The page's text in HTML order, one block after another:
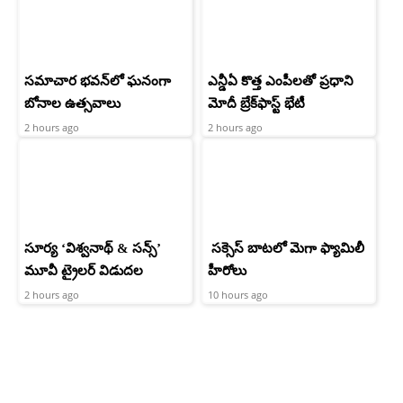
సమాచార భవన్‌లో ఘనంగా
బోనాల ఉత్సవాలు
2 hours ago
ఎన్డీఏ కొత్త ఎంపీలతో ప్రధాని
మోదీ బ్రేక్‌ఫాస్ట్ భేటీ
2 hours ago
సూర్య ‘విశ్వనాథ్ & సన్స్’
మూవీ ట్రైలర్ విడుదల
2 hours ago
సక్సెస్ బాటలో మెగా ఫ్యామిలీ
హీరోలు
10 hours ago